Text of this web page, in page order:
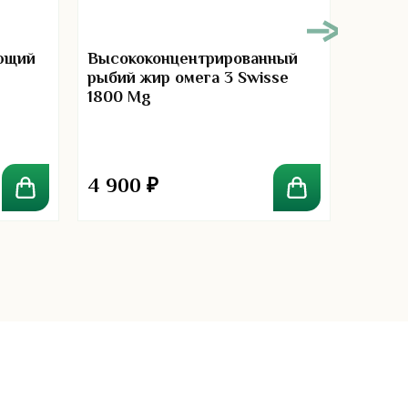
Высококонцентрированный
рыбий жир омега 3 Swisse
1800 Mg
4 900 ₽